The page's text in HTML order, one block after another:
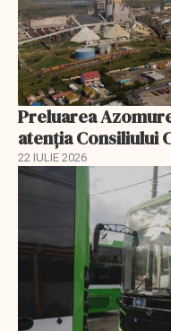
Preluarea
atenţia Consiliului
22 IULIE 2026